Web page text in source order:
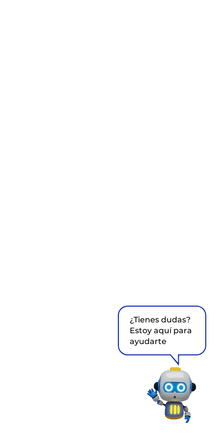
¿Tienes dudas?
Estoy aquí para
ayudarte